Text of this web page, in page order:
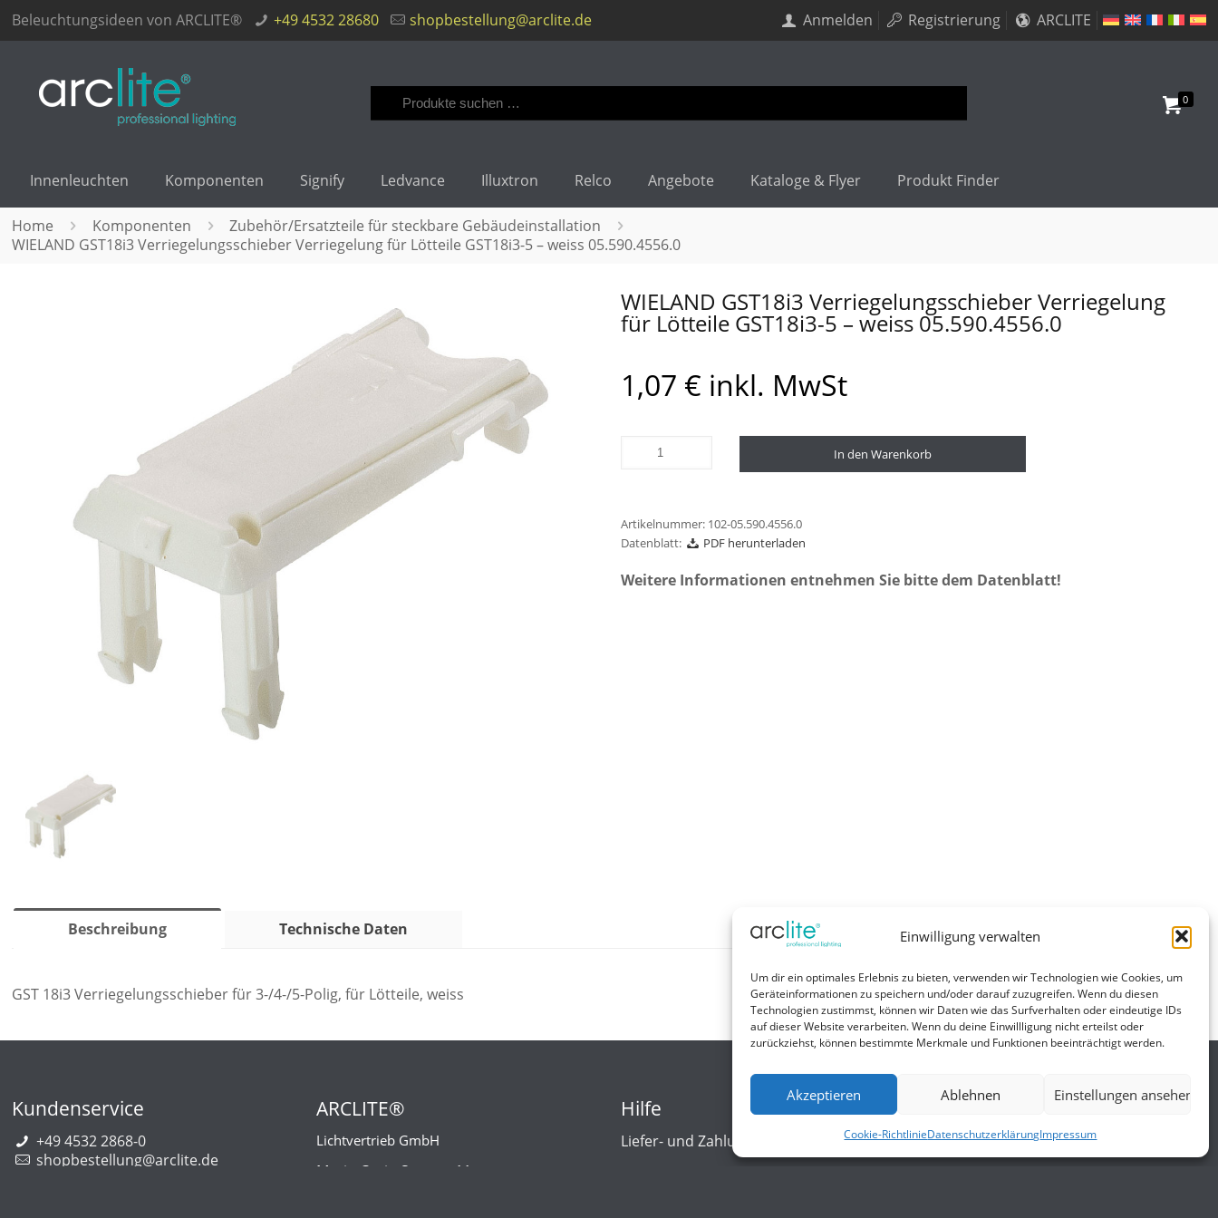
Einwilligung verwalten
Um dir ein optimales Erlebnis zu bieten, verwenden wir Technologien wie Cookies, um
Geräteinformationen zu speichern und/oder darauf zuzugreifen. Wenn du diesen
Technologien zustimmst, können wir Daten wie das Surfverhalten oder eindeutige IDs
auf dieser Website verarbeiten. Wenn du deine Einwillligung nicht erteilst oder
zurückziehst, können bestimmte Merkmale und Funktionen beeinträchtigt werden.
Akzeptieren Ablehnen Einstellungen ansehen
Cookie-RichtlinieDatenschutzerklärungImpressum
Beleuchtungsideen von ARCLITE® +49 4532 28680 shopbestellung@arclite.de Anmelden Registrierung ARCLITE
Suchen
nach:
0
Innenleuchten Komponenten Signify Ledvance Illuxtron Relco Angebote Kataloge & Flyer Produkt Finder
Home Komponenten
Zubehör/Ersatzteile für steckbare Gebäudeinstallation
WIELAND GST18i3 Verriegelungsschieber Verriegelung für Lötteile GST18i3-5 – weiss 05.590.4556.0
WIELAND GST18i3 Verriegelungsschieber Verriegelung
für Lötteile GST18i3-5 – weiss 05.590.4556.0
1,07 € inkl. MwSt
In den Warenkorb
Artikelnummer: 102-05.590.4556.0
Datenblatt:
PDF herunterladen
Weitere Informationen entnehmen Sie bitte dem Datenblatt!
Beschreibung Technische Daten
GST 18i3 Verriegelungsschieber für 3-/4-/5-Polig, für Lötteile, weiss
Kundenservice
+49 4532 2868-0
shopbestellung@arclite.de
ARCLITE®
Lichtvertrieb GmbH
Marie-Curie-Strasse 11
Hilfe
Liefer- und Zahlungsbedingungen
Allgemein
Impressum